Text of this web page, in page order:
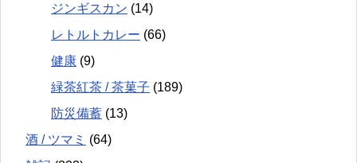
ジンギスカン (14)
レトルトカレー (66)
健康 (9)
緑茶紅茶 / 茶菓子 (189)
防災備蓄 (13)
酒 / ツマミ (64)